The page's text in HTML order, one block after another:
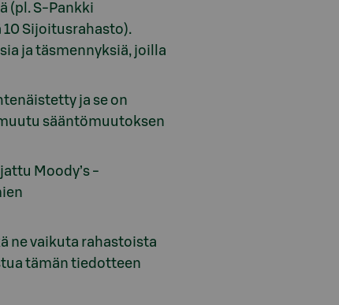
(pl. S-Pankki
Sijoitusrahasto).
ja täsmennyksiä, joilla
ja se on
sääntömuutoksen
Moody’s -
ne vaikuta rahastoista
tämän tiedotteen